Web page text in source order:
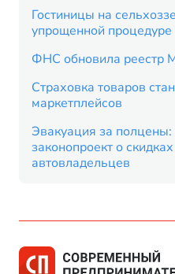
Гостиницы на
упрощенной процедуре
ФНС обновила реестр
Страховка товаров
маркетплейсов
Эвакуация за полцены:
законопроект о
автовладельцев